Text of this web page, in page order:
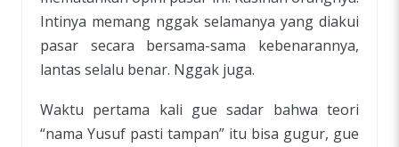
Intinya memang nggak selamanya yang diakui
pasar secara bersama-sama kebenarannya,
lantas selalu benar. Nggak juga.
Waktu pertama kali gue sadar bahwa teori
“nama Yusuf pasti tampan” itu bisa gugur, gue